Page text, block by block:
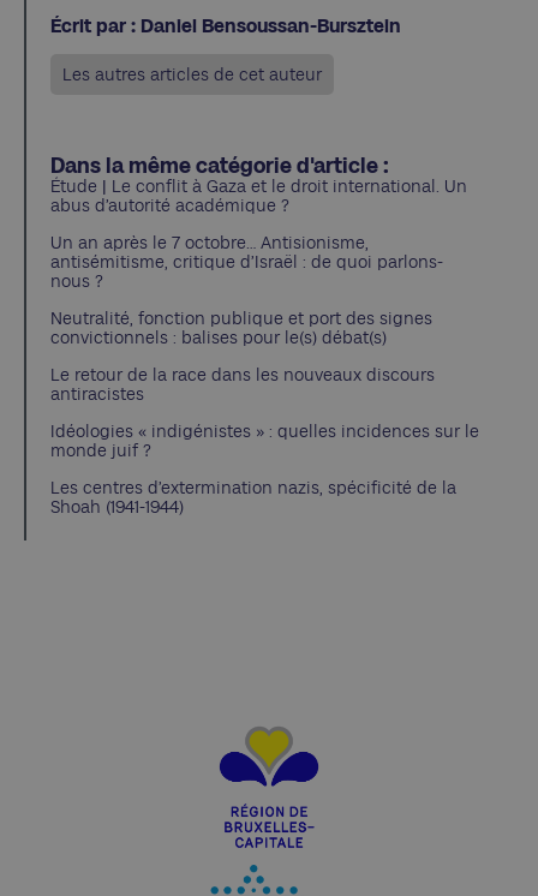
Écrit par : Daniel Bensoussan-Bursztein
Les autres articles de cet auteur
Dans la même catégorie d'article :
Étude | Le conflit à Gaza et le droit international. Un
abus d’autorité académique ?
Un an après le 7 octobre… Antisionisme,
antisémitisme, critique d’Israël : de quoi parlons-
nous ?
Neutralité, fonction publique et port des signes
convictionnels : balises pour le(s) débat(s)
Le retour de la race dans les nouveaux discours
antiracistes
Idéologies « indigénistes » : quelles incidences sur le
monde juif ?
Les centres d’extermination nazis, spécificité de la
Shoah (1941-1944)